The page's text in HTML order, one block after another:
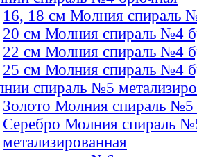
16, 18 см Молния спираль
20 см Молния спираль №4
22 см Молния спираль №4
25 см Молния спираль №4
спираль №5
Золото Молния спираль №5
Серебро Молния спираль
метализированная